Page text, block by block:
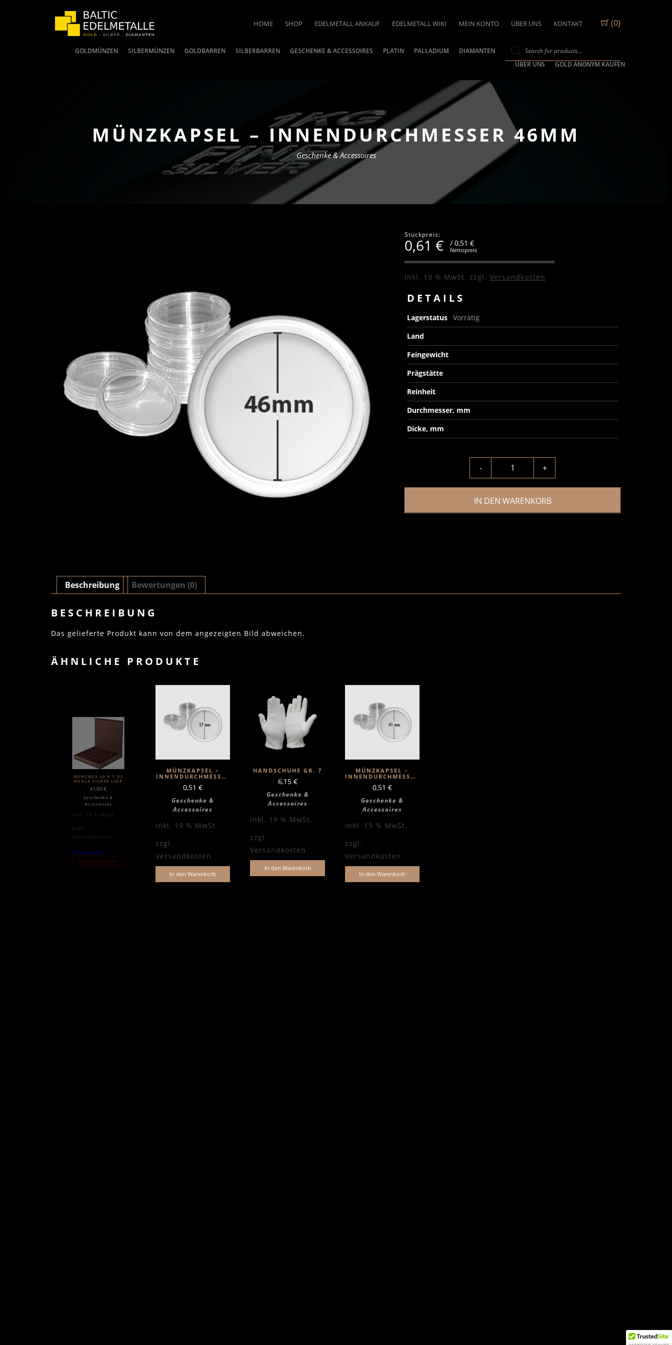
(0)
HOME SHOP EDELMETALL ANKAUF EDELMETALL WIKI MEIN KONTO ÜBER UNS KONTAKT
GOLDMÜNZEN SILBERMÜNZEN GOLDBARREN SILBERBARREN GESCHENKE & ACCESSOIRES PLATIN PALLADIUM
DIAMANTEN
ÜBER UNS
GOLD ANONYM KAUFEN
MÜNZKAPSEL – INNENDURCHMESSER 46MM
Geschenke & Accessoires
Stückpreis:
0,61 € / 0,51 €
Nettopreis
inkl. 19 % MwSt. zzgl. Versandkosten
DETAILS
Lagerstatus Vorrätig
Land
Feingewicht
Prägstätte
Reinheit
Durchmesser, mm
Dicke, mm
- +
IN DEN WARENKORB
Beschreibung Bewertungen (0)
BESCHREIBUNG
Das gelieferte Produkt kann von dem angezeigten Bild abweichen.
ÄHNLICHE PRODUKTE
MÜNZBOX 20 X 1 OZ
KOALA SILBER LEER
41,00€
Geschenke &
Accessoires
inkl. 19 % MwSt.
zzgl.
Versandkosten
Weiterlesen
Nicht auf Lager
MÜNZKAPSEL –
INNENDURCHMESSER
0,51€
Geschenke &
Accessoires
inkl. 19 % MwSt.
zzgl.
Versandkosten
In den Warenkorb
HANDSCHUHE GR. 7
6,15 €
Geschenke &
Accessoires
inkl. 19 % MwSt.
zzgl.
Versandkosten
In den Warenkorb
MÜNZKAPSEL –
INNENDURCHMESSER
0,51 €
Geschenke &
Accessoires
inkl. 19 % MwSt.
zzgl.
Versandkosten
In den Warenkorb